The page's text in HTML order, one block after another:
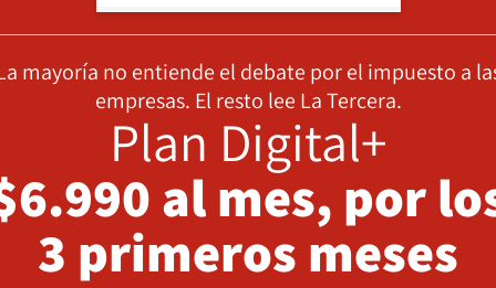
mayoría no entiende el debate por el impuesto a
empresas. El resto lee La Tercera.
Plan Digital+
al mes, por
3 primeros meses